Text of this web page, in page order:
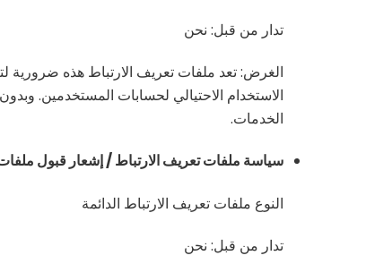
تدار من قبل: نحن
الغرض: تعد ملفات تعريف الارتباط هذه ضرورية
الاستخدام الاحتيالي لحسابات المستخدمين.
الخدمات.
سياسة ملفات تعريف الارتباط / إشعار قبول
النوع ملفات تعريف الارتباط الدائمة
تدار من قبل: نحن